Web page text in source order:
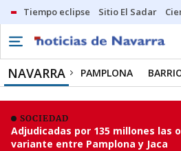
Tiempo eclipse Sitio El Sadar
NAVARRA PAMPLONA
SOCIEDAD
Adjudicadas por 135 millones las
variante entre Pamplona y Jaca